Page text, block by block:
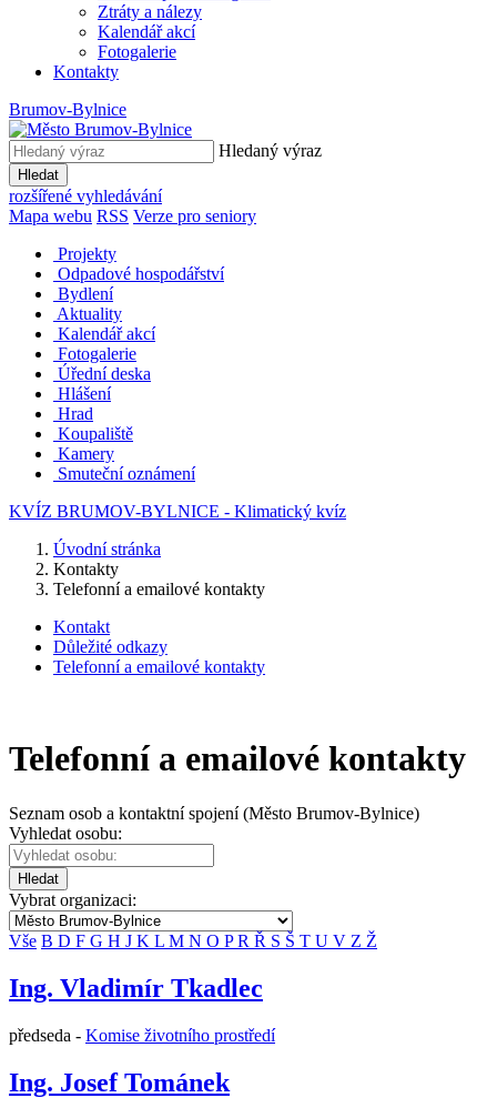
Ztráty a nálezy
Kalendář akcí
Fotogalerie
Kontakty
Brumov-Bylnice
Hledaný výraz
Hledat
rozšířené vyhledávání
Mapa webu RSS Verze pro seniory
Projekty
Odpadové hospodářství
Bydlení
Aktuality
Kalendář akcí
Fotogalerie
Úřední deska
Hlášení
Hrad
Koupaliště
Kamery
Smuteční oznámení
KVÍZ BRUMOV-BYLNICE - Klimatický kvíz
Úvodní stránka
Kontakty
Telefonní a emailové kontakty
Kontakt
Důležité odkazy
Telefonní a emailové kontakty
Telefonní a emailové kontakty
Seznam osob a kontaktní spojení (Město Brumov-Bylnice)
Vyhledat osobu:
Hledat
Vybrat organizaci:
Vše B D F G H J K L M N O PR Ř S Š T U V Z Ž
Ing. Vladimír Tkadlec
předseda - Komise životního prostředí
Ing. Josef Tománek